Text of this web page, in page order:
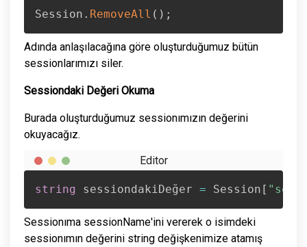
Session . RemoveAll ( ) ;
Adında anlaşılacağına göre oluşturduğumuz bütün
sessionlarımızı siler.
Sessiondaki Değeri Okuma
Burada oluşturduğumuz sessionımızın değerini
okuyacağız.
string sessiondakiDeğer = Session [
Sessionıma sessionName'ini vererek o isimdeki
sessionımın değerini string değişkenimize atamış